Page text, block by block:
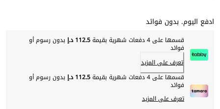
ادفع اليوم. بدون فوائد
قسمها على 4 دفعات شهرية بقيمة 112.5 د.إ بدون رسوم أو
فوائد
تعرف على المزيد
قسمها على 4 دفعات شهرية بقيمة
112.5 د.إ بدون رسوم أو
فوائد
تعرف على المزيد